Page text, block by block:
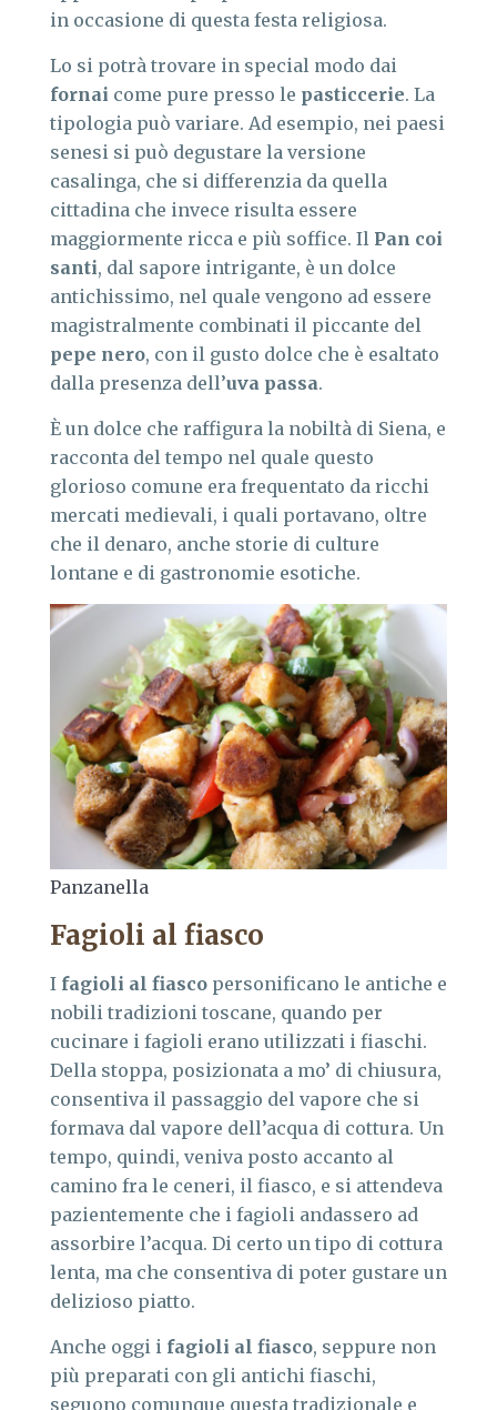
in occasione di questa festa religiosa.
Lo si potrà trovare in special modo dai
fornai come pure presso le pasticcerie. La
tipologia può variare. Ad esempio, nei paesi
senesi si può degustare la versione
casalinga, che si differenzia da quella
cittadina che invece risulta essere
maggiormente ricca e più soffice. Il Pan coi
santi, dal sapore intrigante, è un dolce
antichissimo, nel quale vengono ad essere
magistralmente combinati il piccante del
pepe nero, con il gusto dolce che è esaltato
dalla presenza dell’uva passa.
È un dolce che raffigura la nobiltà di Siena, e
racconta del tempo nel quale questo
glorioso comune era frequentato da ricchi
mercati medievali, i quali portavano, oltre
che il denaro, anche storie di culture
lontane e di gastronomie esotiche.
Panzanella
Fagioli al fiasco
I fagioli al fiasco personificano le antiche e
nobili tradizioni toscane, quando per
cucinare i fagioli erano utilizzati i fiaschi.
Della stoppa, posizionata a mo’ di chiusura,
consentiva il passaggio del vapore che si
formava dal vapore dell’acqua di cottura. Un
tempo, quindi, veniva posto accanto al
camino fra le ceneri, il fiasco, e si attendeva
pazientemente che i fagioli andassero ad
assorbire l’acqua. Di certo un tipo di cottura
lenta, ma che consentiva di poter gustare un
delizioso piatto.
Anche oggi i fagioli al fiasco, seppure non
più preparati con gli antichi fiaschi,
seguono comunque questa tradizionale e